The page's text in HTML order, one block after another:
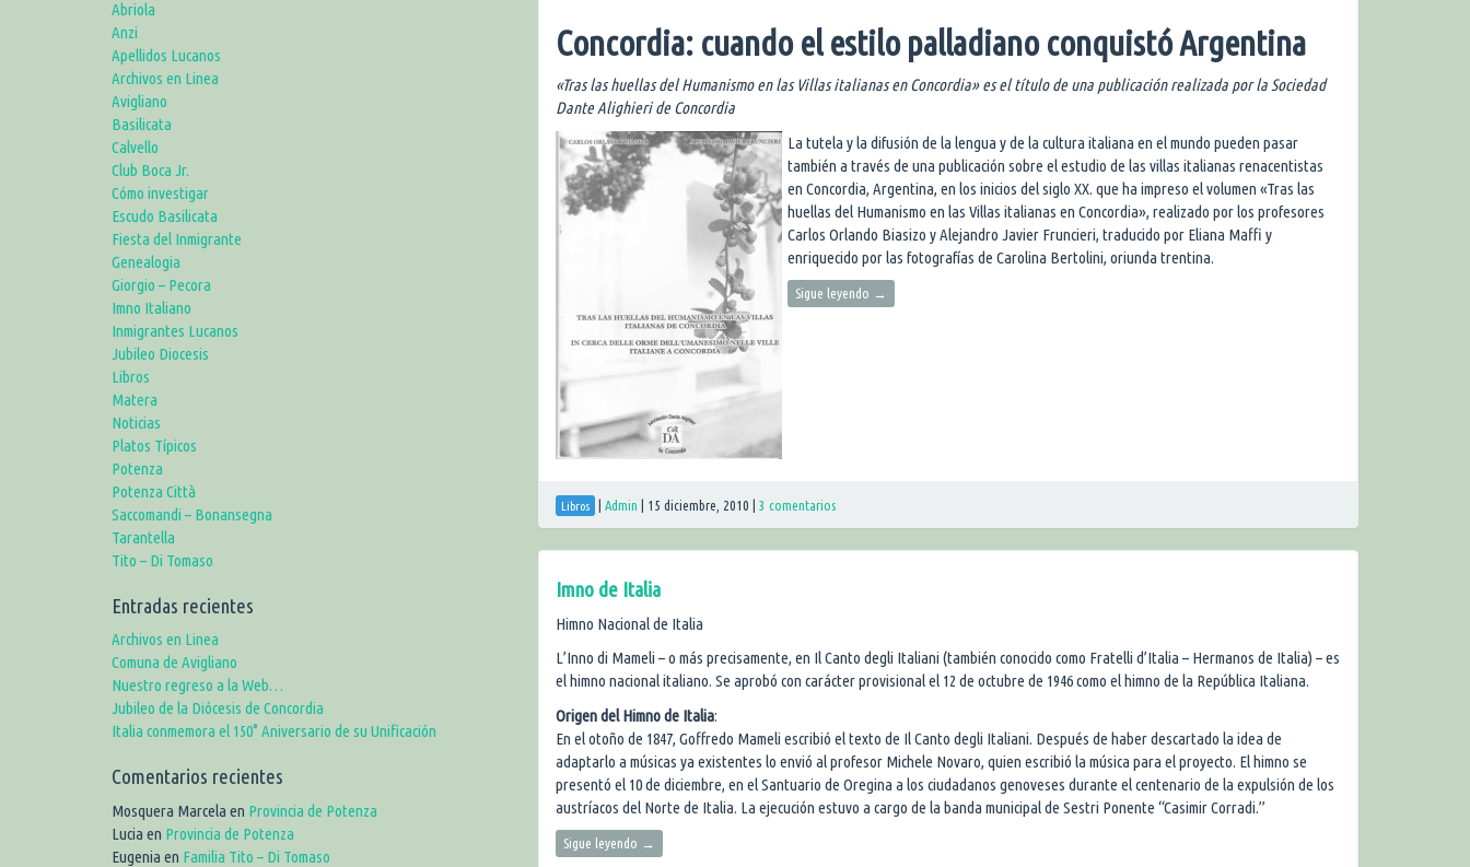
Concordia: cuando el estilo palladiano conquistó Argentina
«Tras las huellas del Humanismo en las Villas italianas en Concordia» es el título de una publicación realizada por la Sociedad
Dante Alighieri de Concordia
La tutela y la difusión de la lengua y de la cultura italiana en el mundo pueden pasar
también a través de una publicación sobre el estudio de las villas italianas renacentistas
en Concordia, Argentina, en los inicios del siglo XX. que ha impreso el volumen «Tras las
huellas del Humanismo en las Villas italianas en Concordia», realizado por los profesores
Carlos Orlando Biasizo y Alejandro Javier Fruncieri, traducido por Eliana Maffi y
enriquecido por las fotografías de Carolina Bertolini, oriunda trentina.
Sigue leyendo →
Libros | Admin | 15 diciembre, 2010 | 3 comentarios
Imno de Italia
Himno Nacional de Italia
L’Inno di Mameli – o más precisamente, en Il Canto degli Italiani (también conocido como Fratelli d’Italia – Hermanos de Italia) – es
el himno nacional italiano. Se aprobó con carácter provisional el 12 de octubre de 1946 como el himno de la República Italiana.
Origen del Himno de Italia:
En el otoño de 1847, Goffredo Mameli escribió el texto de Il Canto degli Italiani. Después de haber descartado la idea de
adaptarlo a músicas ya existentes lo envió al profesor Michele Novaro, quien escribió la música para el proyecto. El himno se
presentó el 10 de diciembre, en el Santuario de Oregina a los ciudadanos genoveses durante el centenario de la expulsión de los
austríacos del Norte de Italia. La ejecución estuvo a cargo de la banda municipal de Sestri Ponente “Casimir Corradi.”
Sigue leyendo →
Abriola
Anzi
Apellidos Lucanos
Archivos en Linea
Avigliano
Basilicata
Calvello
Club Boca Jr.
Cómo investigar
Escudo Basilicata
Fiesta del Inmigrante
Genealogia
Giorgio – Pecora
Imno Italiano
Inmigrantes Lucanos
Jubileo Diocesis
Libros
Matera
Noticias
Platos Típicos
Potenza
Potenza Città
Saccomandi – Bonansegna
Tarantella
Tito – Di Tomaso
Entradas recientes
Archivos en Linea
Comuna de Avigliano
Nuestro regreso a la Web…
Jubileo de la Diócesis de Concordia
Italia conmemora el 150° Aniversario de su Unificación
Comentarios recientes
Mosquera Marcela en Provincia de Potenza
Lucia en Provincia de Potenza
Eugenia en Familia Tito – Di Tomaso